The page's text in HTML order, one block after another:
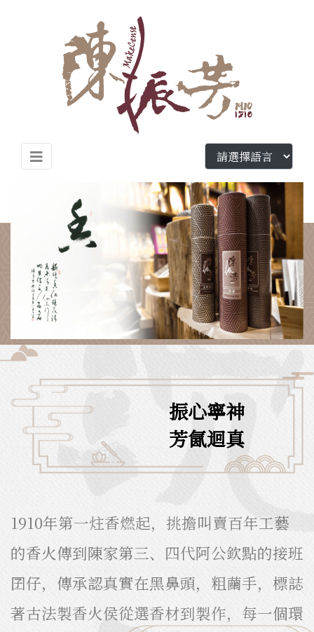
振心寧神
芳氤迴真
1910年第一炷香燃起，挑擔叫賣百年工藝
的香火傳到陳家第三、四代阿公欽點的接班
囝仔，傳承認真實在黑鼻頭，粗繭手，標誌
著古法製香火侯從選香材到製作，每一個環